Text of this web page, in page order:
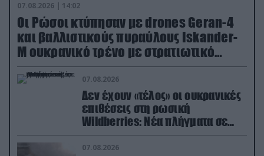
07.08.2026 | 14:02
Οι Ρώσοι κτύπησαν με drones Geran-4
και βαλλιστικούς πυραύλους Iskander-
M ουκρανικό τρένο με στρατιωτικό
εξοπλισμό
07.08.2026
Δεν έχουν «τέλος» οι ουκρανικές
επιθέσεις στη ρωσική
Wildberries: Νέα πλήγματα σε
εγκαταστάσεις στα Ουράλια
07.08.2026